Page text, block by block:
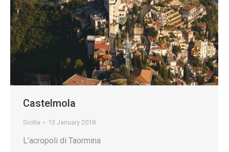
Castelmola
Sicilia 13 January 2018
L’acropoli di Taormina